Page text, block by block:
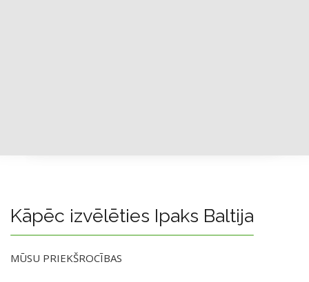
Kāpēc izvēlēties Ipaks Baltija
MŪSU PRIEKŠROCĪBAS